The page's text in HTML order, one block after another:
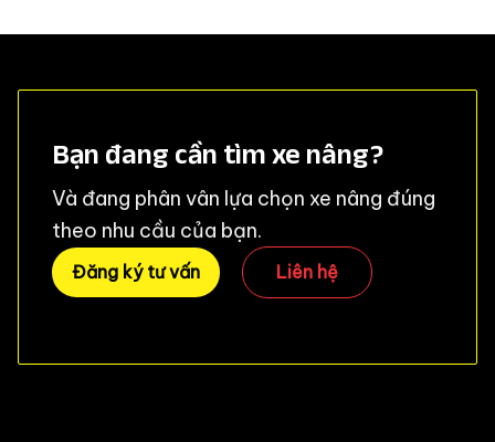
Bạn đang cần tìm xe nâng?
Và đang phân vân lựa chọn xe nâng đúng
theo nhu cầu của bạn.
Đăng ký tư vấn Liên hệ